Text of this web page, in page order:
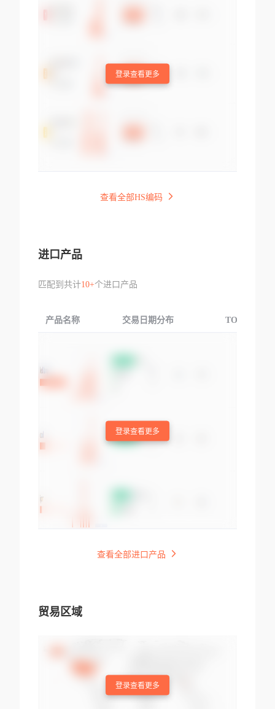
登录查看更多
查看全部HS编码
进口产品
匹配到共计10+个进口产品
产品名称 交易日期分布 TOP3交易国
登录查看更多
查看全部进口产品
贸易区域
登录查看更多